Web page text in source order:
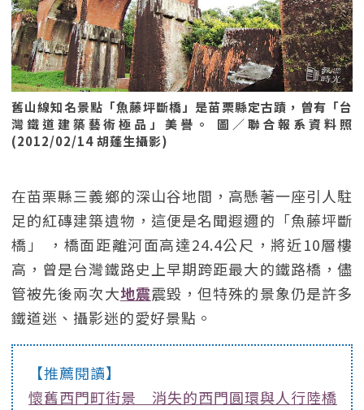
舊山線知名景點「魚藤坪斷橋」是苗栗縣定古蹟，曾有「台
灣鐵道建築藝術極品」美譽。 圖／聯合報系資料照
(2012/02/14 胡蓬生攝影)
在苗栗縣三義鄉的深山谷地間，高懸著一座引人駐
足的紅磚建築遺物，這便是名聞遐邇的「魚藤坪斷
橋」 ，橋面距離河面高達24.4公尺，將近10層樓
高，曾是台灣鐵路史上早期跨距最大的鐵路橋，儘
管被先後兩次大地震震毀，但特殊的景象仍是許多
鐵道迷、攝影迷的愛好景點。
【推薦閱讀】
懷舊西門町街景 消失的西門圓環與人行陸橋